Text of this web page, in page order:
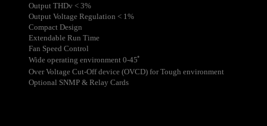
Output THDv < 3%
Output Voltage Regulation < 1%
Compact Design
Extendable Run Time
Fan Speed Control
Wide operating environment 0-45 ํ
Over Voltage Cut-Off device (OVCD) for Tough environment
Optional SNMP & Relay Cards